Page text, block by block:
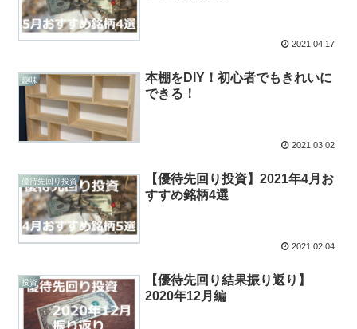
2021.04.17
趣味
本棚をDIY！初心者でもきれいに
できる！
2021.03.02
優待先回り投資
【優待先回り投資】2021年4月お
すすめ銘柄4選
2021.02.04
投資
【優待先回り結果振り返り】
2020年12月編